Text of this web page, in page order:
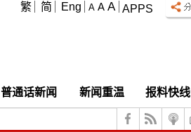
APPS
A A A
繁 简 Eng
普通话新闻 新闻重温 报料快线